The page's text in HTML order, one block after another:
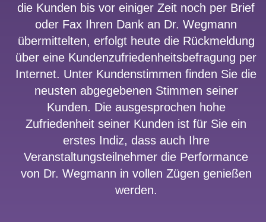
die Kunden bis vor einiger Zeit noch per Brief
oder Fax Ihren Dank an Dr. Wegmann
übermittelten, erfolgt heute die Rückmeldung
über eine Kundenzufriedenheitsbefragung per
Internet. Unter Kundenstimmen finden Sie die
neusten abgegebenen Stimmen seiner
Kunden. Die ausgesprochen hohe
Zufriedenheit seiner Kunden ist für Sie ein
erstes Indiz, dass auch Ihre
Veranstaltungsteilnehmer die Performance
von Dr. Wegmann in vollen Zügen genießen
werden.